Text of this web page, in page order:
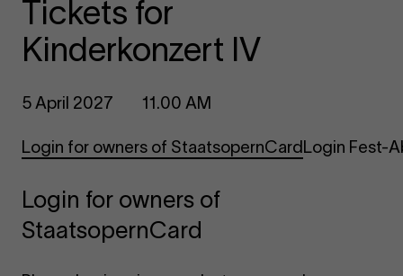
Tickets for
Kinderkonzert IV
5 April 2027 11.00 AM
Login for owners of StaatsopernCardLogin Fest-
Login for owners of
StaatsopernCard